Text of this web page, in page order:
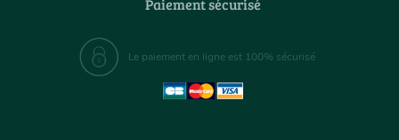
Paiement sécurisé
Le paiement en ligne est 100% sécurisé